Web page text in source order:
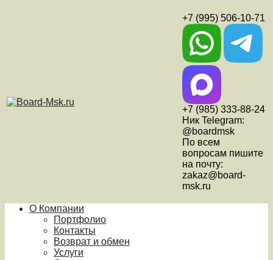
+7 (995) 506-10-71
+7 (985) 333-88-24
Ник Telegram:
@boardmsk
По всем
вопросам пишите
на почту:
zakaz@board-
msk.ru
О Компании
Портфолио
Контакты
Возврат и обмен
Услуги